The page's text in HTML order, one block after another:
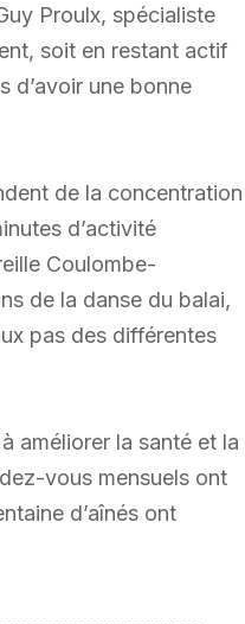
Proulx, spécialiste
soit en restant actif
d’avoir une bonne
de la concentration
d’activité
Coulombe-
de la danse du balai,
pas des différentes
améliorer la santé et la
vous mensuels ont
d’aînés ont